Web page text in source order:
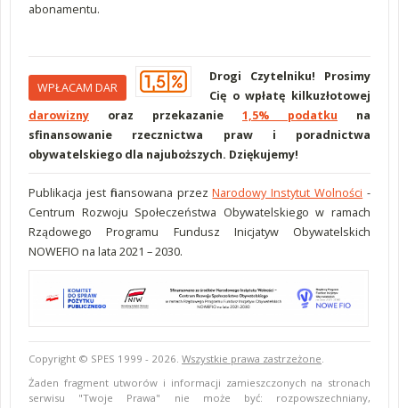
abonamentu.
WPŁACAM DAR
Drogi Czytelniku! Prosimy
Cię o wpłatę kilkuzłotowej
darowizny oraz przekazanie 1,5% podatku na
sfinansowanie rzecznictwa praw i poradnictwa
obywatelskiego dla najuboższych. Dziękujemy!
Publikacja jest finansowana przezNarodowy Instytut Wolności -
Centrum Rozwoju Społeczeństwa Obywatelskiego w ramach
Rządowego Programu Fundusz Inicjatyw Obywatelskich
NOWEFIO na lata 2021 – 2030.
Copyright © SPES 1999 - 2026. Wszystkie prawa zastrzeżone.
Żaden fragment utworów i informacji zamieszczonych na stronach
serwisu "Twoje Prawa" nie może być: rozpowszechniany,